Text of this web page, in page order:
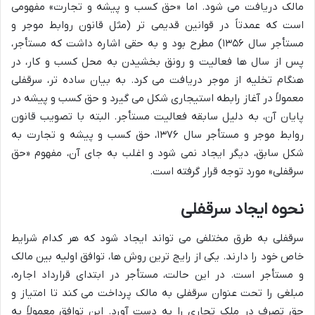
مالک دریافت می شود. اما «حق کسب و پیشه و تجارت» مفهومی
است که عمدتاً در قوانین قدیمی تر (مثل قانون روابط موجر و
مستأجر سال ۱۳۵۶) مطرح بود و به حقی اشاره داشت که مستأجر،
پس از سال ها فعالیت و رونق بخشیدن به محل کسب و کار، در
هنگام تخلیه از موجر دریافت می کرد. به بیان ساده تر، سرقفلی
معمولاً در آغاز رابطه استیجاری شکل می گیرد و حق کسب و پیشه در
پایان آن، به دلیل سابقه فعالیت مستأجر. البته با تصویب قانون
روابط موجر و مستأجر سال ۱۳۷۶، حق کسب و پیشه و تجارت به
شکل سابق، دیگر ایجاد نمی شود و اغلب به جای آن، مفهوم «حق
سرقفلی» مورد توجه قرار گرفته است.
نحوه ایجاد سرقفلی
سرقفلی به طرق مختلفی می تواند ایجاد شود که هر کدام شرایط
خاص خود را دارند. یکی از رایج ترین روش ها، توافق اولیه بین مالک
و مستأجر است. در این حالت، مستأجر در ابتدای قرارداد اجاره،
مبلغی را تحت عنوان سرقفلی به مالک پرداخت می کند تا امتیاز و
حق تصرف در ملک تجاری را به دست آورد. این توافق معمولاً به